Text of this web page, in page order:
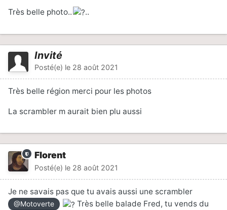
Très belle photo.. ..
Invité
Posté(e) le 28 août 2021
Très belle région merci pour les photos
La scrambler m aurait bien plu aussi
Florent
Posté(e) le 28 août 2021
Je ne savais pas que tu avais aussi une scrambler
@Motoverte
Très belle balade Fred, tu vends du